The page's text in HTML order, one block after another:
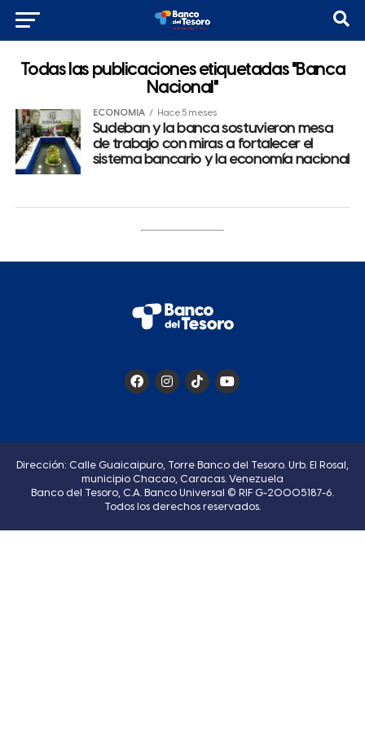
Todas las publicaciones etiquetadas "Banca
Nacional"
ECONOMÍA Hace 5 meses
Sudeban y la banca sostuvieron mesa
de trabajo con miras a fortalecer el
sistema bancario y la economía nacional
Dirección: Calle Guaicaipuro, Torre Banco del Tesoro. Urb. El Rosal,
municipio Chacao, Caracas. Venezuela
Banco del Tesoro, C.A. Banco Universal © RIF G-20005187-6.
Todos los derechos reservados.